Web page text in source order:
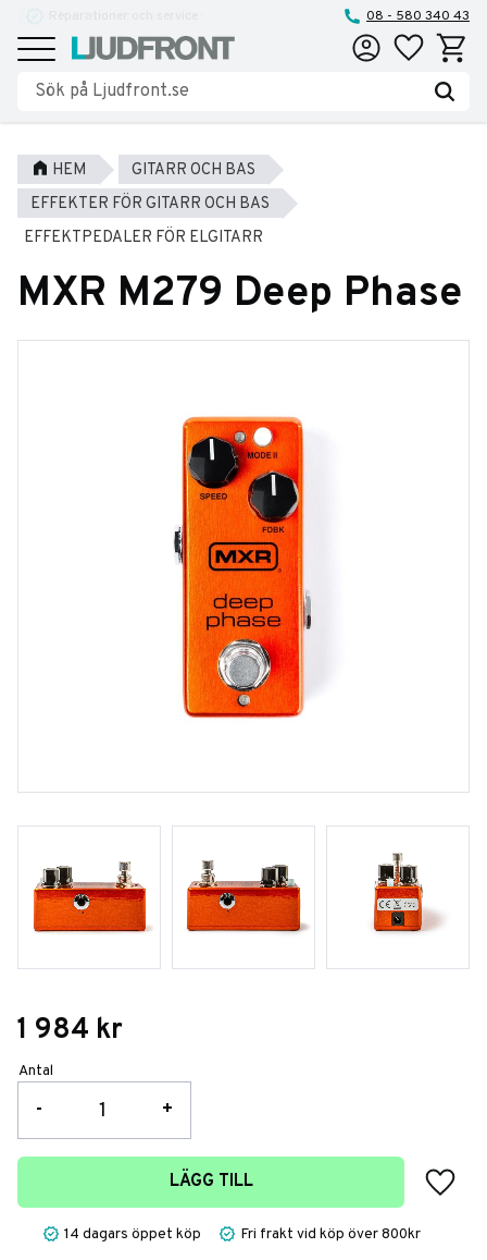
Meny
08 - 580 340 43
Favoriter
HEM
GITARR OCH BAS
EFFEKTER FÖR GITARR OCH BAS
EFFEKTPEDALER FÖR ELGITARR
MXR M279 Deep Phase
1 984 kr
Antal
+
-
LÄGG TILL
Lägg
14 dagars öppet köp Fri frakt vid köp över 800kr